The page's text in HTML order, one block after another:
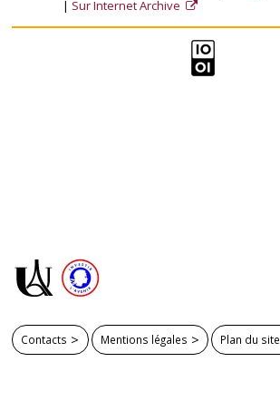
Sur Internet Archive
Contacts Mentions légales Plan du site